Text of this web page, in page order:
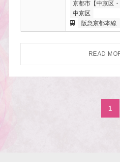
京都市【中京区
中京区
阪急京都本線
1